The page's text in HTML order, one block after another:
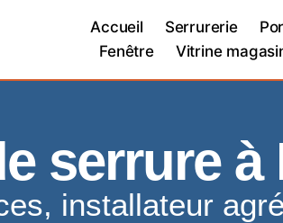
Accueil Serrurerie
Fenêtre
Vitrine
serrure à
installateur